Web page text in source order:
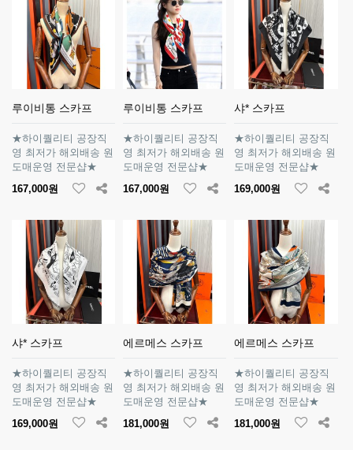
루이비통 스카프
★하이퀄리티 공장직
영 최저가 해외배송 원
도매운영 전문샵★
167,000원
루이비통 스카프
★하이퀄리티 공장직
영 최저가 해외배송 원
도매운영 전문샵★
167,000원
샤* 스카프
★하이퀄리티 공장직
영 최저가 해외배송 원
도매운영 전문샵★
169,000원
샤* 스카프
★하이퀄리티 공장직
영 최저가 해외배송 원
도매운영 전문샵★
169,000원
에르메스 스카프
★하이퀄리티 공장직
영 최저가 해외배송 원
도매운영 전문샵★
181,000원
에르메스 스카프
★하이퀄리티 공장직
영 최저가 해외배송 원
도매운영 전문샵★
181,000원